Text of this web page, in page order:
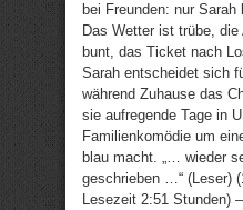
bei Freunden: nur
Das Wetter ist trübe,
bunt, das Ticket nach
Sarah entscheidet sich
während Zuhause das
sie aufregende Tage in
Familienkomödie um
blau macht. „… wieder
geschrieben …“ (Leser)
Lesezeit 2:51 Stunden) –